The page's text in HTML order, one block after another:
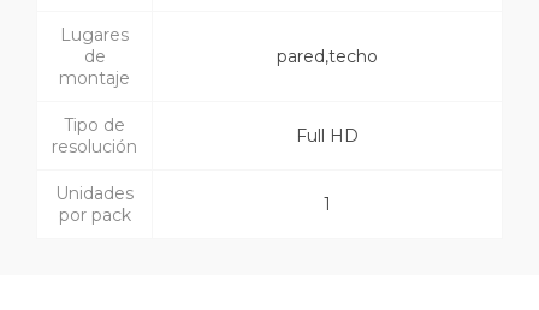
Lugares
de
montaje
pared,techo
Tipo de
resolución
Full HD
Unidades
por pack
1